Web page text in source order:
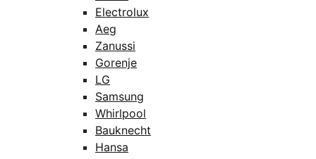
Electrolux
Aeg
Zanussi
Gorenje
LG
Samsung
Whirlpool
Bauknecht
Hansa